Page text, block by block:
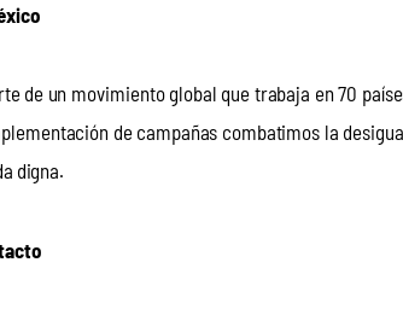
de un movimiento global que trabaja en 70
de campañas combatimos la
digna.